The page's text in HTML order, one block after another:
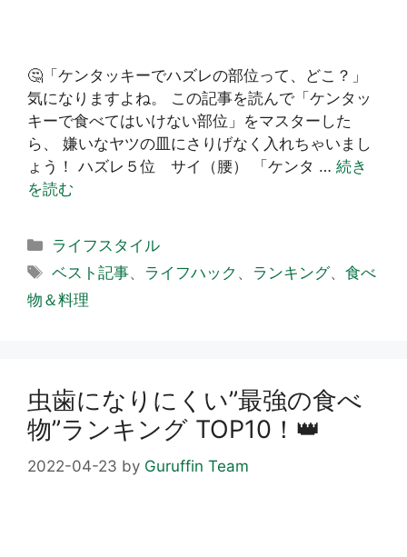
🤔「ケンタッキーでハズレの部位って、どこ？」
気になりますよね。 この記事を読んで「ケンタッ
キーで食べてはいけない部位」をマスターした
ら、 嫌いなヤツの皿にさりげなく入れちゃいまし
ょう！ ハズレ５位 サイ（腰） 「ケンタ … 続き
を読む
カ
テ
リ
ライフスタイル
タ
グ
ベスト記事、 ライフハック 、 ランキング、食べ
物＆料理
虫歯になりにくい”最強の食べ
物”ランキング TOP10！👑
2022-04-23 by Guruffin Team